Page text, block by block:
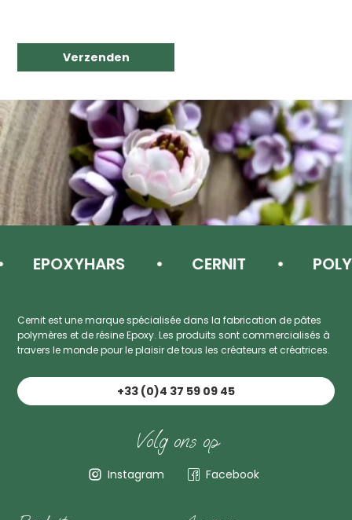
Verzenden
EPOXYHARS CERNIT
Cernit est une marque spécialisée dans la fabrication de pâtes
polymères et de résine Epoxy. Les produits sont commercialisés à
travers le monde pour le plaisir de tous les créateurs et créatrices.
+33 (0)4 37 59 09 45
Volg ons op
Instagram Facebook